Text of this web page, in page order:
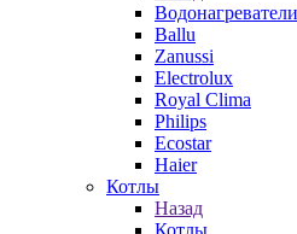
Водонагреватели
Ballu
Zanussi
Electrolux
Royal Clima
Philips
Ecostar
Haier
Котлы
Назад
Котлы